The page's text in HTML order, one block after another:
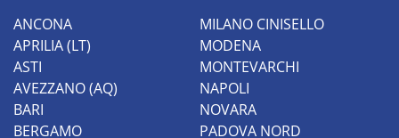
ANCONA
APRILIA (LT)
ASTI
AVEZZANO (AQ)
BARI
BERGAMO
MILANO CINISELLO
MODENA
MONTEVARCHI
NAPOLI
NOVARA
PADOVA NORD